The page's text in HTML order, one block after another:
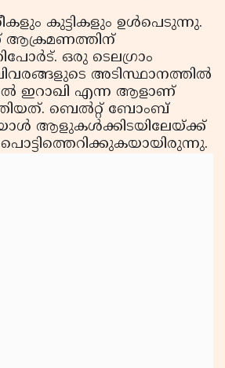
കുട്ടികളും ഉള്‍പെടുന്നു.
ഒരു ടെലഗ്രാം
അടിസ്ഥാനത്തില്‍
എന്ന ആളാണ്
ബെല്‍റ്റ് ബോംബ്
ആളുകള്‍ക്കിടയിലേയ്ക്ക്